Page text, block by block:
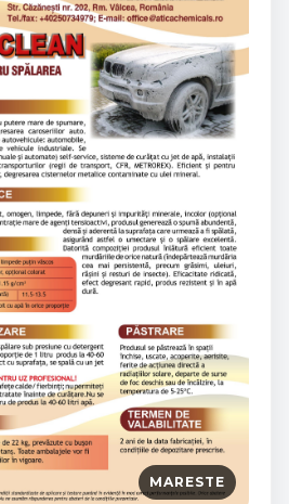
MARESTE